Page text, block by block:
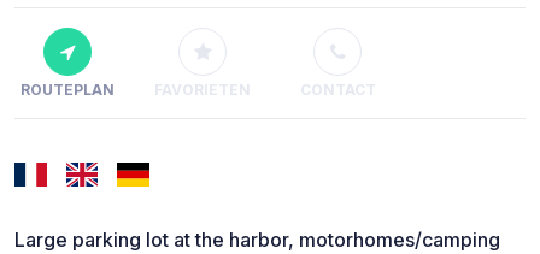
ROUTEPLAN FAVORIETEN CONTACT
Large parking lot at the harbor, motorhomes/camping